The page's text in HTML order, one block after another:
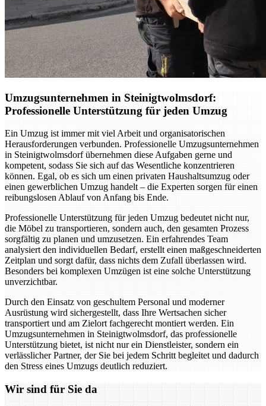
Umzugsunternehmen in Steinigtwolmsdorf:
Professionelle Unterstützung für jeden Umzug
Ein Umzug ist immer mit viel Arbeit und organisatorischen
Herausforderungen verbunden. Professionelle Umzugsunternehmen
in Steinigtwolmsdorf übernehmen diese Aufgaben gerne und
kompetent, sodass Sie sich auf das Wesentliche konzentrieren
können. Egal, ob es sich um einen privaten Haushaltsumzug oder
einen gewerblichen Umzug handelt – die Experten sorgen für einen
reibungslosen Ablauf von Anfang bis Ende.
Professionelle Unterstützung für jeden Umzug bedeutet nicht nur,
die Möbel zu transportieren, sondern auch, den gesamten Prozess
sorgfältig zu planen und umzusetzen. Ein erfahrendes Team
analysiert den individuellen Bedarf, erstellt einen maßgeschneiderten
Zeitplan und sorgt dafür, dass nichts dem Zufall überlassen wird.
Besonders bei komplexen Umzügen ist eine solche Unterstützung
unverzichtbar.
Durch den Einsatz von geschultem Personal und moderner
Ausrüstung wird sichergestellt, dass Ihre Wertsachen sicher
transportiert und am Zielort fachgerecht montiert werden. Ein
Umzugsunternehmen in Steinigtwolmsdorf, das professionelle
Unterstützung bietet, ist nicht nur ein Dienstleister, sondern ein
verlässlicher Partner, der Sie bei jedem Schritt begleitet und dadurch
den Stress eines Umzugs deutlich reduziert.
Wir sind für Sie da